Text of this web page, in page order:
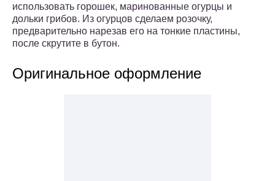
использовать горошек, маринованные огурцы и
дольки грибов. Из огурцов сделаем розочку,
предварительно нарезав его на тонкие пластины,
после скрутите в бутон.
Оригинальное оформление